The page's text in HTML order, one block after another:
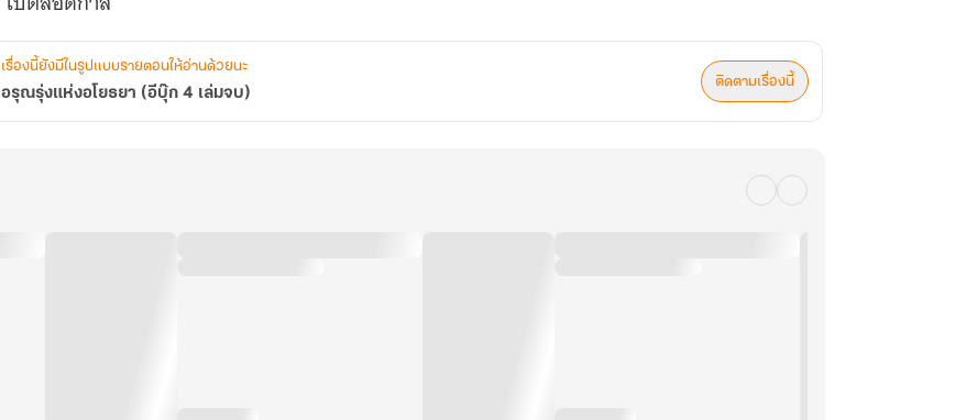
เรื่องนี้ยังมีในรูปแบบรายตอนให้อ่านด้วยนะ
อรุณรุ่งแห่งอโยธยา (อีบุ๊ก 4 เล่มจบ)
ติดตามเรื่องนี้